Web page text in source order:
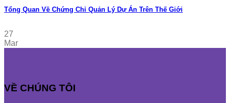
Tổng Quan Về Chứng Chỉ Quản Lý Dự Án Trên Thế Giới
27
Mar
VỀ CHÚNG TÔI